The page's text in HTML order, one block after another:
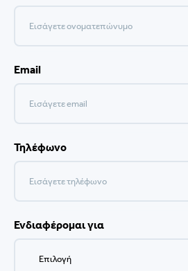
Email
Τηλέφωνο
Ενδιαφέρομαι για